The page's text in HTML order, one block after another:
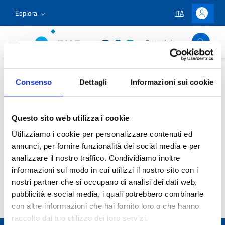
Consenso Dettagli Informazioni sui cookie
Questo sito web utilizza i cookie
Utilizziamo i cookie per personalizzare contenuti ed
annunci, per fornire funzionalità dei social media e per
analizzare il nostro traffico. Condividiamo inoltre
informazioni sul modo in cui utilizzi il nostro sito con i
nostri partner che si occupano di analisi dei dati web,
pubblicità e social media, i quali potrebbero combinarle
con altre informazioni che hai fornito loro o che hanno
raccolto dal tuo utilizzo dei loro servizi.
Vai ai contenuti
Vai al menu di navigazione
Vai al footer
Esplora LINGUA
ITA Accedi
Osservatorio Astronomico Cagliari
Home/Divulgazione e Didattica Il nostro Museo
Il nostro Museo
Condividi: Facebook
X